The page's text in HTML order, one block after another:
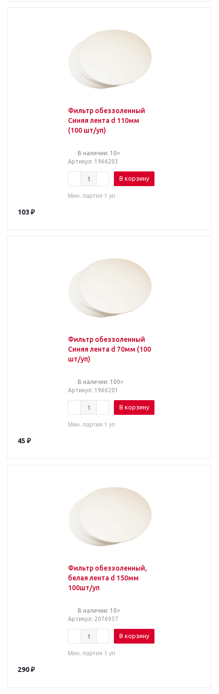
Фильтр обеззоленный
Синяя лента d 110мм
(100 шт/уп)
В наличии: 10>
Артикул: 1966203
В корзину
Мин. партия 1 уп
103 ₽
Фильтр обеззоленный
Синяя лента d 70мм (100
шт/уп)
В наличии: 100>
Артикул: 1966201
В корзину
Мин. партия 1 уп
45 ₽
Фильтр обеззоленный,
белая лента d 150мм
100шт/уп
В наличии: 10>
Артикул: 2076957
В корзину
Мин. партия 1 уп
290₽